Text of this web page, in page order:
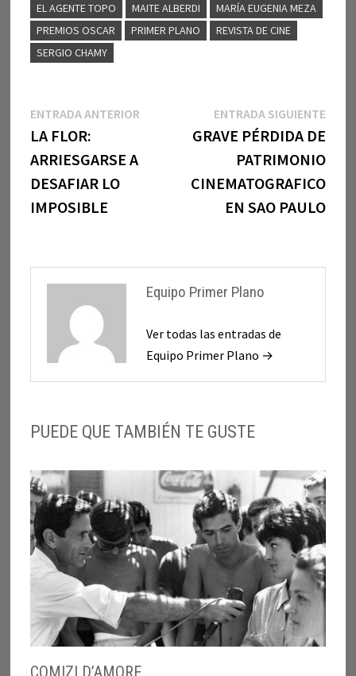
EL AGENTE TOPO
MAITE ALBERDI
MARÍA EUGENIA MEZA
PREMIOS OSCAR
PRIMER PLANO
REVISTA DE CINE
SERGIO CHAMY
Navegación
de
entradas
ENTRADA ANTERIOREntrada
LA FLOR:
ARRIESGARSE A
DESAFIAR LO
IMPOSIBLE
ENTRADA SIGUIENTE
GRAVE PÉRDIDA DE
PATRIMONIO
CINEMATOGRAFICO
EN SAO PAULO
Equipo Primer Plano
Ver todas las entradas de
Equipo Primer Plano →
PUEDE QUE TAMBIÉN TE GUSTE
COMIZI D’AMORE